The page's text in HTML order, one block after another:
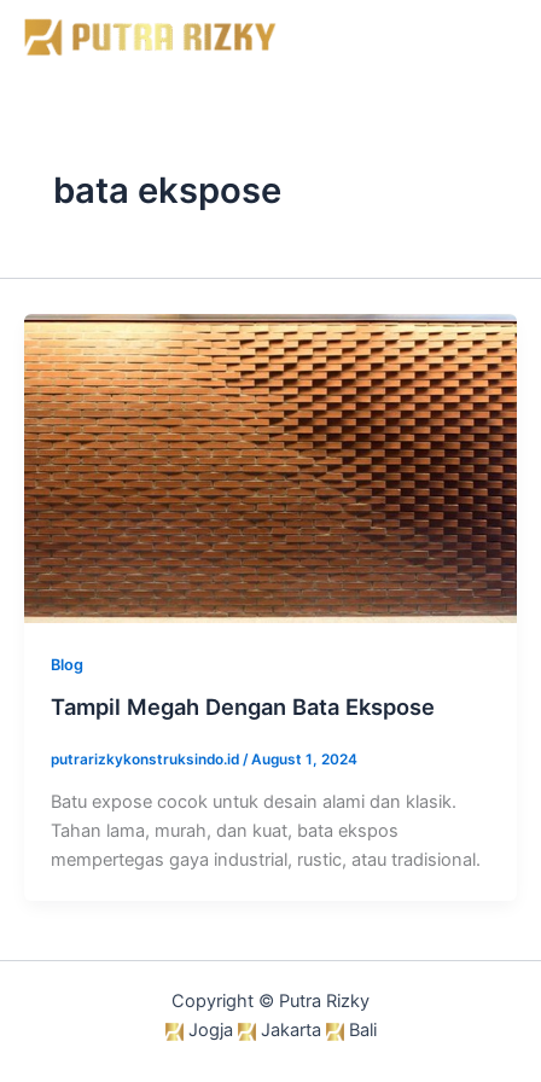
Skip
bata ekspose
Blog
Tampil Megah Dengan Bata Ekspose
putrarizkykonstruksindo.id /August 1, 2024
Batu expose cocok untuk desain alami dan klasik.
Tahan lama, murah, dan kuat, bata ekspos
mempertegas gaya industrial, rustic, atau tradisional.
Copyright © Putra Rizky
Jogja
Jakarta Bali